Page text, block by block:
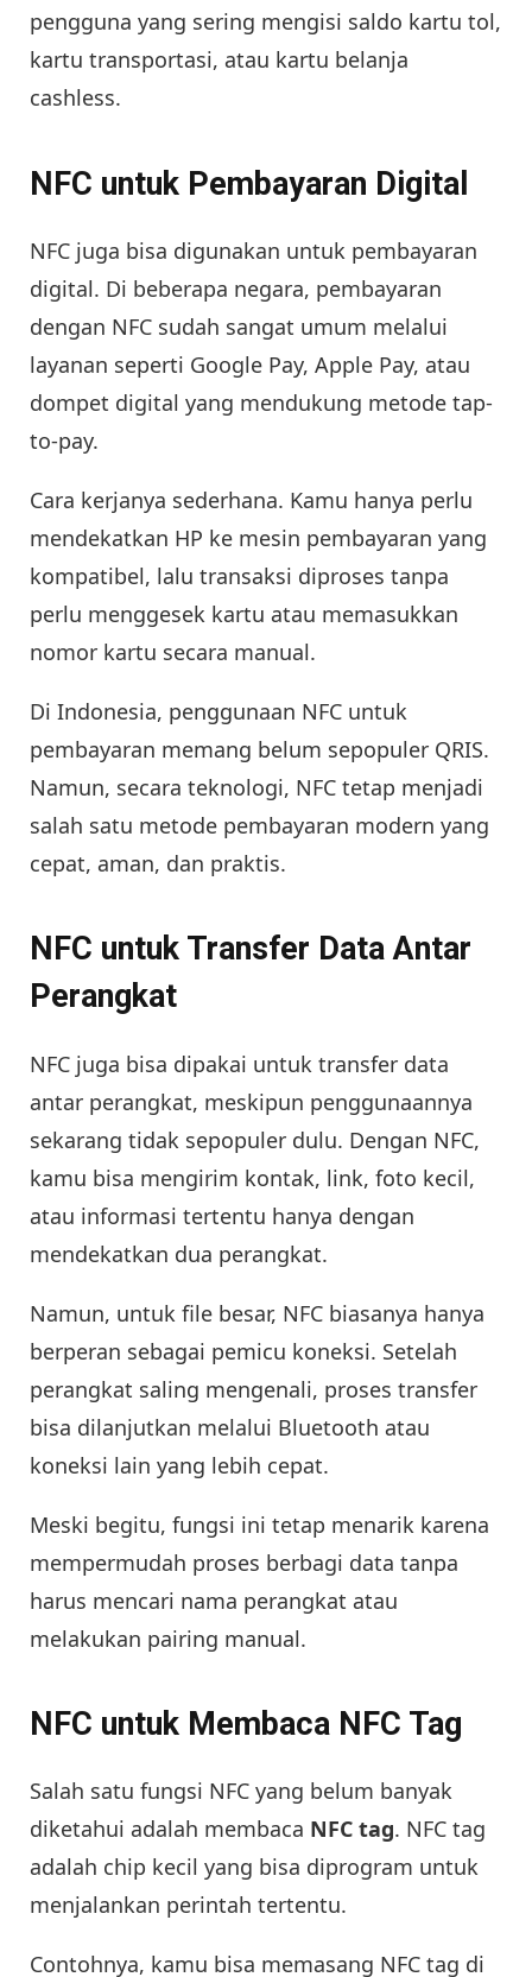
pengguna yang sering mengisi saldo kartu tol,
kartu transportasi, atau kartu belanja
cashless.
NFC untuk Pembayaran Digital
NFC juga bisa digunakan untuk pembayaran
digital. Di beberapa negara, pembayaran
dengan NFC sudah sangat umum melalui
layanan seperti Google Pay, Apple Pay, atau
dompet digital yang mendukung metode tap-
to-pay.
Cara kerjanya sederhana. Kamu hanya perlu
mendekatkan HP ke mesin pembayaran yang
kompatibel, lalu transaksi diproses tanpa
perlu menggesek kartu atau memasukkan
nomor kartu secara manual.
Di Indonesia, penggunaan NFC untuk
pembayaran memang belum sepopuler QRIS.
Namun, secara teknologi, NFC tetap menjadi
salah satu metode pembayaran modern yang
cepat, aman, dan praktis.
NFC untuk Transfer Data Antar
Perangkat
NFC juga bisa dipakai untuk transfer data
antar perangkat, meskipun penggunaannya
sekarang tidak sepopuler dulu. Dengan NFC,
kamu bisa mengirim kontak, link, foto kecil,
atau informasi tertentu hanya dengan
mendekatkan dua perangkat.
Namun, untuk file besar, NFC biasanya hanya
berperan sebagai pemicu koneksi. Setelah
perangkat saling mengenali, proses transfer
bisa dilanjutkan melalui Bluetooth atau
koneksi lain yang lebih cepat.
Meski begitu, fungsi ini tetap menarik karena
mempermudah proses berbagi data tanpa
harus mencari nama perangkat atau
melakukan pairing manual.
NFC untuk Membaca NFC Tag
Salah satu fungsi NFC yang belum banyak
diketahui adalah membaca NFC tag. NFC tag
adalah chip kecil yang bisa diprogram untuk
menjalankan perintah tertentu.
Contohnya, kamu bisa memasang NFC tag di